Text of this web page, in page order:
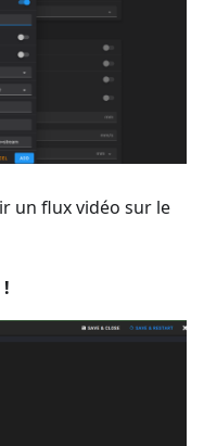
un flux vidéo sur le